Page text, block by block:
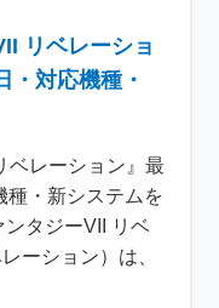
リベレーショ
・対応機種・
ベレーション』最
・新システムを
タジーVII リベ
ーション）は、